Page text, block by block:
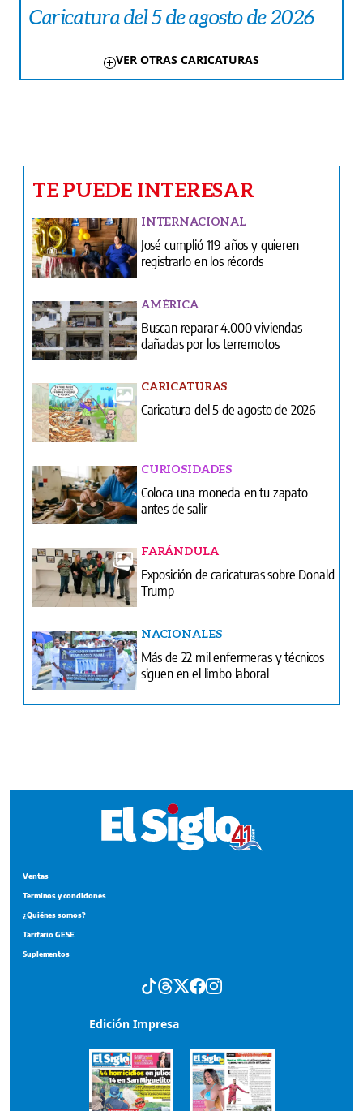
Caricatura del 5 de agosto de 2026
VER OTRAS CARICATURAS
José cumplió 119 años y quieren
registrarlo en los récords
AMÉRICA
Buscan reparar 4.000 viviendas
dañadas por los terremotos
CARICATURAS
Caricatura del 5 de agosto de 2026
CURIOSIDADES
Coloca una moneda en tu zapato
FARÁNDULA
Exposición de caricaturas sobre Donald
Trump
NACIONALES
Más de 22 mil enfermeras y técnicos
siguen en el limbo laboral
Suplementos
Portada del impreso del 4 de agosto de 2026